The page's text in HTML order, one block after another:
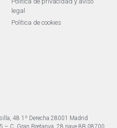
legal
Política de cookies
48 1º Derecha 28001 Madrid
– C. Gran Bretanya, 28 nave 8B 08700